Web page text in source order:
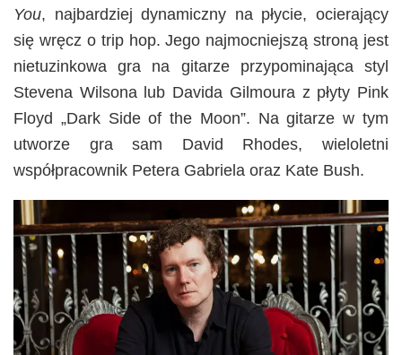
You, najbardziej dynamiczny na płycie, ocierający
się wręcz o trip hop. Jego najmocniejszą stroną jest
nietuzinkowa gra na gitarze przypominająca styl
Stevena Wilsona lub Davida Gilmoura z płyty Pink
Floyd „Dark Side of the Moon”. Na gitarze w tym
utworze gra sam David Rhodes, wieloletni
współpracownik Petera Gabriela oraz Kate Bush.